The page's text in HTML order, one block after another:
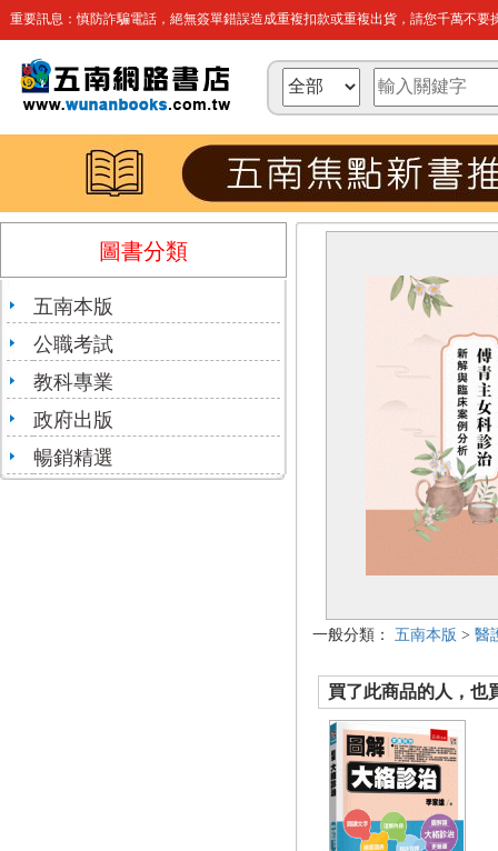
重要訊息：慎防詐騙電話，絕無簽單錯誤造成重複扣款或重複出貨，請您千萬不要
圖書分類
五南本版
公職考試
教科專業
政府出版
暢銷精選
一般分類： 五南本版 > 醫
買了此商品的人，也